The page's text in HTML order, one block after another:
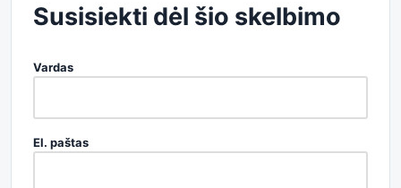
Susisiekti dėl šio skelbimo
Vardas
El. paštas